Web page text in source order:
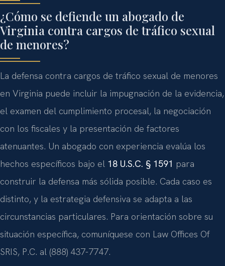
¿Cómo se defiende un abogado de
Virginia contra cargos de tráfico sexual
de menores?
La defensa contra cargos de tráfico sexual de menores
en Virginia puede incluir la impugnación de la evidencia,
el examen del cumplimiento procesal, la negociación
con los fiscales y la presentación de factores
atenuantes. Un abogado con experiencia evalúa los
hechos específicos bajo el 18 U.S.C. § 1591 para
construir la defensa más sólida posible. Cada caso es
distinto, y la estrategia defensiva se adapta a las
circunstancias particulares. Para orientación sobre su
situación específica, comuníquese con Law Offices Of
SRIS, P.C. al (888) 437-7747.